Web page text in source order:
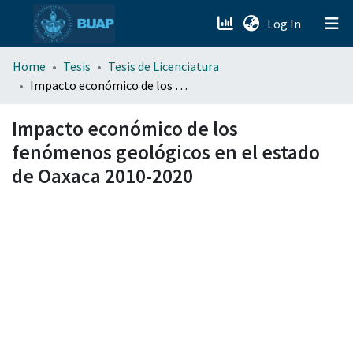
Log In (current)
menu.section.about_menu
Home Tesis
Tesis de Licenciatura
Impacto económico de los fenómenos geológicos en el estado de Oaxaca 2010-2020
Impacto económico de los
fenómenos geológicos en el estado
de Oaxaca 2010-2020